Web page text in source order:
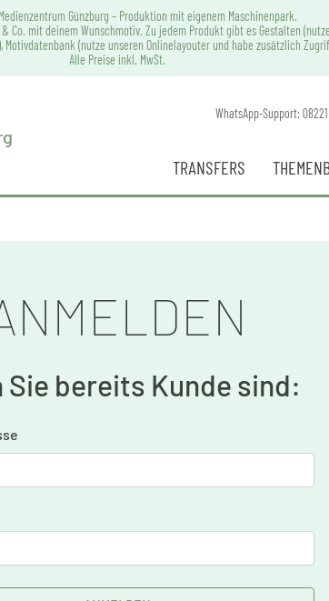
Günzburg – Produktion mit eigenem Maschinenpark.
Co. mit deinem Wunschmotiv. Zu jedem Produkt gibt es Gestalten
(nutze unseren Onlinelayouter und habe zusätzlich
Alle Preise inkl. MwSt.
WhatsApp-Support:
TRANSFERS
Sie bereits Kunde sind: